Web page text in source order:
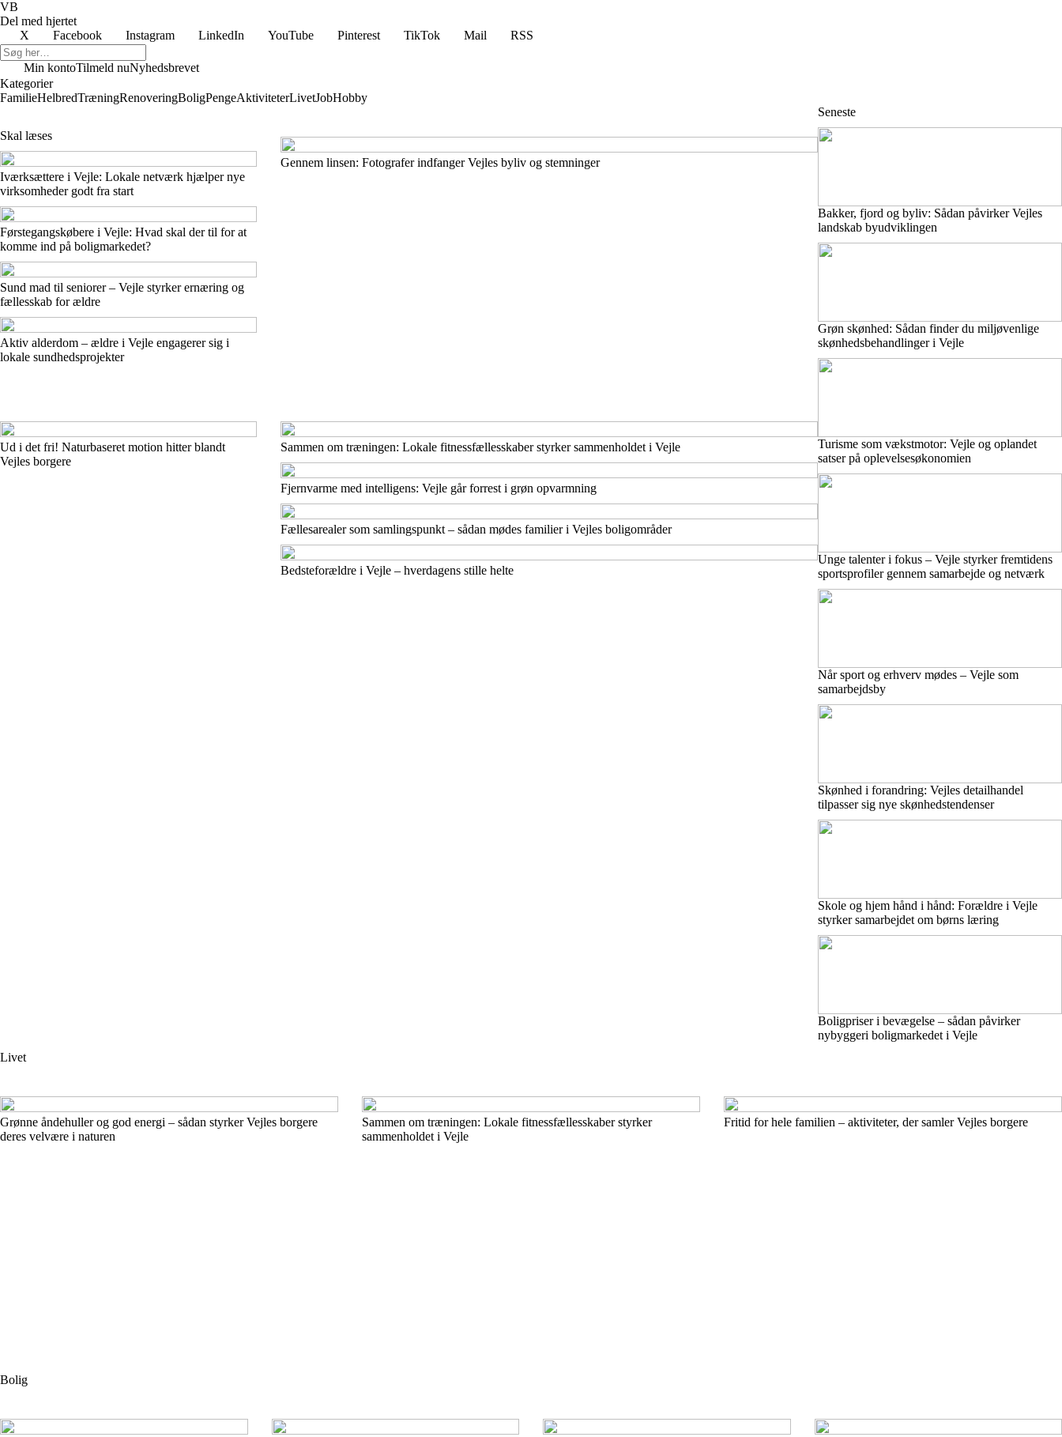
VB
Del med hjertet
X
Facebook Instagram LinkedIn YouTube Pinterest TikTok Mail RSS
Min kontoTilmeld nuNyhedsbrevet
Kategorier
FamilieHelbredTræningRenoveringBoligPengeAktiviteterLivetJobHobby
Skal læses
Iværksættere i Vejle: Lokale netværk hjælper nye
virksomheder godt fra start
Førstegangskøbere i Vejle: Hvad skal der til for at
komme ind på boligmarkedet?
Sund mad til seniorer – Vejle styrker ernæring og
fællesskab for ældre
Aktiv alderdom – ældre i Vejle engagerer sig i
lokale sundhedsprojekter
Gennem linsen: Fotografer indfanger Vejles byliv og stemninger
Ud i det fri! Naturbaseret motion hitter blandt
Vejles borgere
Sammen om træningen: Lokale fitnessfællesskaber styrker sammenholdet i Vejle
Fjernvarme med intelligens: Vejle går forrest i grøn opvarmning
Fællesarealer som samlingspunkt – sådan mødes familier i Vejles boligområder
Bedsteforældre i Vejle – hverdagens stille helte
Seneste
Bakker, fjord og byliv: Sådan påvirker Vejles
landskab byudviklingen
Grøn skønhed: Sådan finder du miljøvenlige
skønhedsbehandlinger i Vejle
Turisme som vækstmotor: Vejle og oplandet
satser på oplevelsesøkonomien
Unge talenter i fokus – Vejle styrker fremtidens
sportsprofiler gennem samarbejde og netværk
Når sport og erhverv mødes – Vejle som
samarbejdsby
Skønhed i forandring: Vejles detailhandel
tilpasser sig nye skønhedstendenser
Skole og hjem hånd i hånd: Forældre i Vejle
styrker samarbejdet om børns læring
Boligpriser i bevægelse – sådan påvirker
nybyggeri boligmarkedet i Vejle
Livet
Grønne åndehuller og god energi – sådan styrker Vejles borgere
deres velvære i naturen
Sammen om træningen: Lokale fitnessfællesskaber styrker
sammenholdet i Vejle
Fritid for hele familien – aktiviteter, der samler Vejles borgere
Bolig